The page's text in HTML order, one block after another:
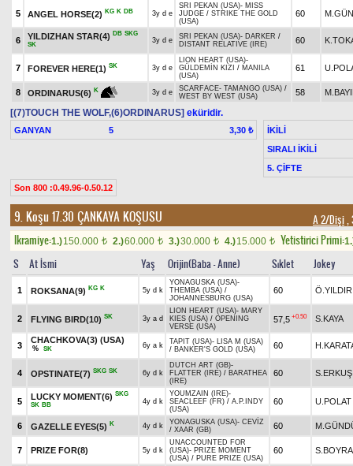
5 ANGEL HORSE(2) KG K DB 3y d e
SRI PEKAN (USA)- MISS
JUDGE / STRIKE THE GOLD
(USA)
60
6 YILDIZHAN STAR(4) DB SKG
SK
3y d e SRI PEKAN (USA)- DARKER /
DISTANT RELATIVE (IRE)
60
7 FOREVER HERE(1) SK 3y d e
LION HEART (USA)-
GÜLDEMİN KIZI / MANILA
(USA)
61
8 ORDINARUS(6) K 3y d e SCARFACE- TAMANGO (USA) /
WEST BY WEST (USA)
58
[(7)TOUCH THE WOLF,(6)ORDINARUS] eküridir.
GANYAN 5 3,30 ₺
İKİLİ
SIRALI İKİLİ
5. ÇİFTE
Son 800 :0.49.96-0.50.12
9. Koşu 17.30 ÇANKAYA KOŞUSU A 2/Dişi,
Ikramiye:1.)150.000 t 2.)60.000 t 3.)30.000 t 4.)15.000 t Yetistirici Primi:
S At İsmi Yaş Orijin(Baba - Anne) Sıklet Jokey
1 ROKSANA(9) KG K 5y d k
YONAGUSKA (USA)-
THEMBA (USA) /
JOHANNESBURG (USA)
60
2 FLYING BIRD(10) SK 3y a d
LION HEART (USA)- MARY
KIES (USA) / OPENING
VERSE (USA)
57,5 +0.50 S.KAYA
3
CHACHKOVA(3) (USA)
% SK 6y a k TAPIT (USA)- LISA M (USA)
/ BANKER'S GOLD (USA) 60
4 OPSTINATE(7) SKG SK 6y d k
DUTCH ART (GB)-
FLATTER (IRE) / BARATHEA
(IRE)
60 S.ERKUŞ
5
LUCKY MOMENT(6) SKG
SK BB 4y d k
YOUMZAIN (IRE)-
SEACLEEF (FR) / A.P.INDY
(USA)
60 U.POLAT
6 GAZELLE EYES(5) K 4y d k YONAGUSKA (USA)- CEVİZ
/ XAAR (GB) 60
7 PRIZE FOR(8) 5y d k
UNACCOUNTED FOR
(USA)- PRIZE MOMENT
(USA) / PURE PRIZE (USA)
60